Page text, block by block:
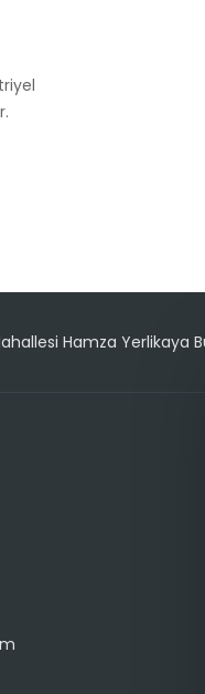
Hamza Yerlikaya